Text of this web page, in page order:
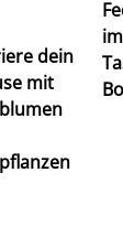
dein
mit